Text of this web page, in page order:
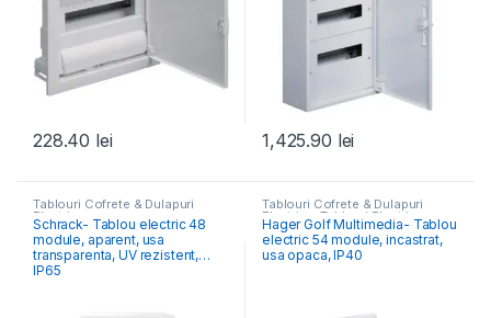
228.40 lei 1,425.90 lei
Tablouri Cofrete & Dulapuri
Electrice
Schrack- Tablou electric 48
module, aparent, usa
transparenta, UV rezistent,
IP65
Tablouri Cofrete & Dulapuri
Electrice ,Tablouri Electrice
Hibrid & Multimedia
Hager Golf Multimedia- Tablou
electric 54 module, incastrat,
usa opaca, IP40